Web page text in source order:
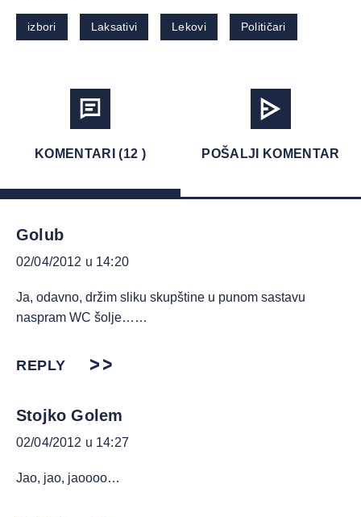
izbori Laksativi Lekovi Političari
KOMENTARI (12 ) POŠALJI KOMENTAR
Golub
02/04/2012 u 14:20
Ja, odavno, držim sliku skupštine u punom sastavu
naspram WC šolje……
REPLY
Stojko Golem
02/04/2012 u 14:27
Jao, jao, jaoooo…